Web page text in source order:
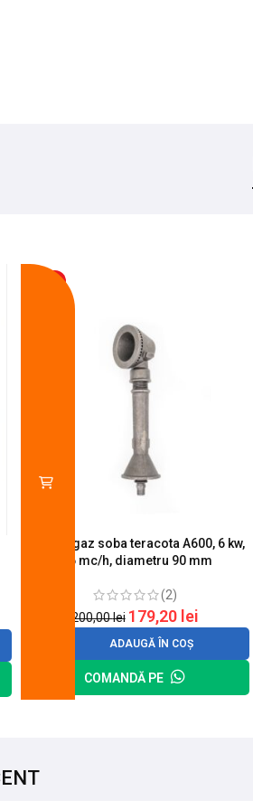
Arzator gaz soba teracota A600, 6 kw,
0.6 mc/h, diametru 90 mm
(2)
200,00lei 179,20 lei
ADAUGĂ ÎN COȘ
COMANDĂ PE